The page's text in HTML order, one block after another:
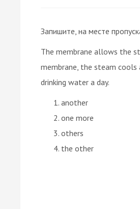
Запишите, на месте
The membrane allows the
membrane, the steam
drinking water a day.
another
one more
others
the other